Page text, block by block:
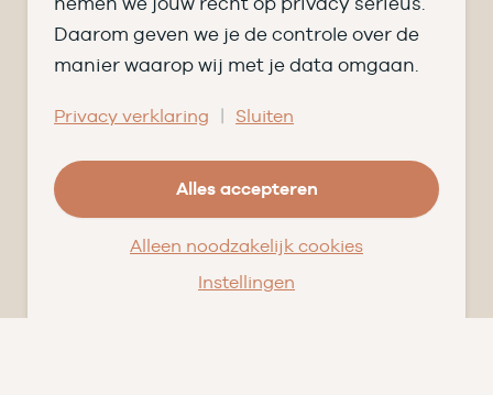
09.00 tot 17.30
09.00 tot 20.00
09.00 tot 16.30
Daarom geven we je de controle over de
manier waarop wij met je data omgaan.
Privacy verklaring | Sluiten
Alles accepteren
Alleen noodzakelijk cookies
Instellingen